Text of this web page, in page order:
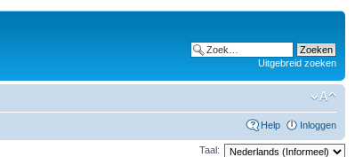
Uitgebreid zoeken
Help Inloggen
Taal: